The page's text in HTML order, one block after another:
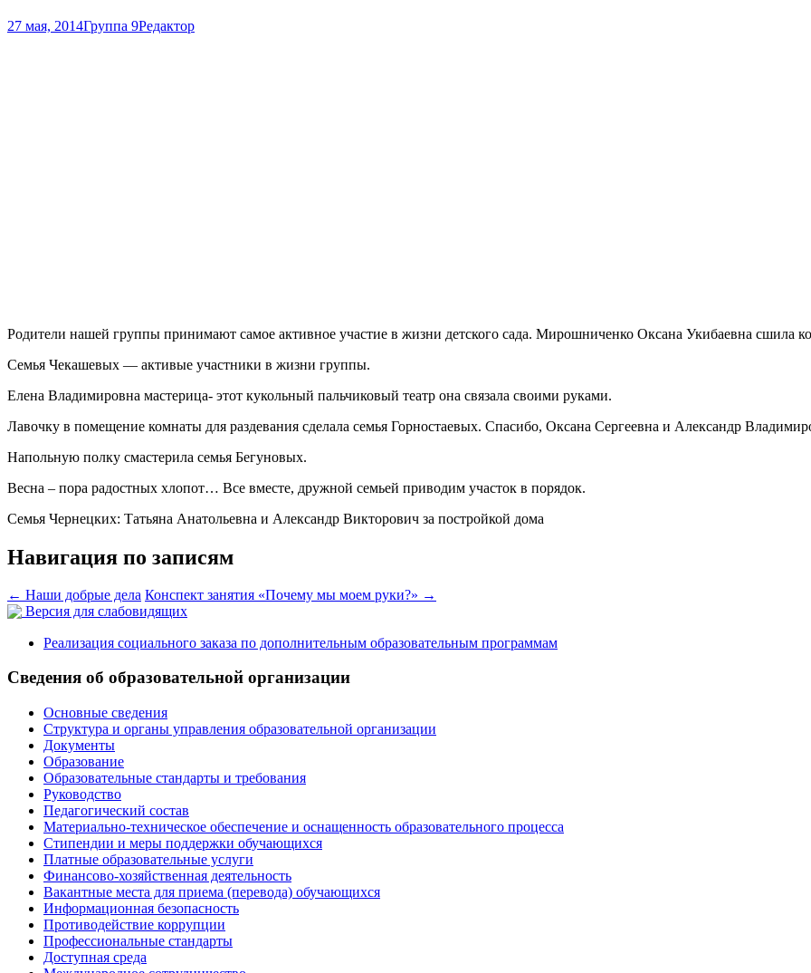
27 мая, 2014Группа 9Редактор
Родители нашей группы принимают самое активное участие в жизни детского сада. Мирошниченко Оксана Укибаевна сшила
Семья Чекашевых — активые участники в жизни группы.
Елена Владимировна мастерица- этот кукольный пальчиковый театр она связала своими руками.
Лавочку в помещение комнаты для раздевания сделала семья Горностаевых. Спасибо, Оксана Сергеевна и Александр
Напольную полку смастерила семья Бегуновых.
Весна – пора радостных хлопот… Все вместе, дружной семьей приводим участок в порядок.
Семья Чернецких: Татьяна Анатольевна и Александр Викторович за постройкой дома
Навигация по записям
← Наши добрые дела Конспект занятия «Почему мы моем руки?» →
Версия для слабовидящих
Реализация социального заказа по дополнительным образовательным программам
Сведения об образовательной организации
Основные сведения
Структура и органы управления образовательной организации
Документы
Образование
Образовательные стандарты и требования
Руководство
Педагогический состав
Материально-техническое обеспечение и оснащенность образовательного процесса
Стипендии и меры поддержки обучающихся
Платные образовательные услуги
Финансово-хозяйственная деятельность
Вакантные места для приема (перевода) обучающихся
Информационная безопасность
Противодействие коррупции
Профессиональные стандарты
Доступная среда